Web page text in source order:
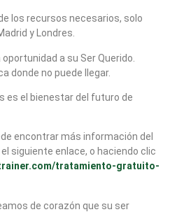
los recursos necesarios, solo
y Londres.
a su Ser Querido.
donde no puede llegar.
es el bienestar del futuro de
encontrar más información del
siguiente enlace, o haciendo clic
tratamiento-gratuito-
de corazón que su ser